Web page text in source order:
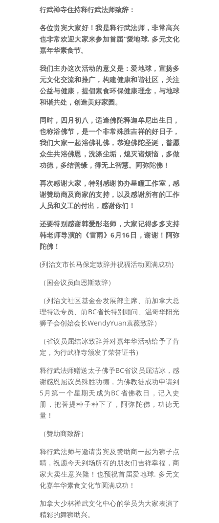
行武禅寺住持释行武法师致辞：
各位贵宾大家好！我是释行武法师，非常高兴
也非常欢迎大家来参加首届“愛地球. 多元文化
嘉年华素食节。
我们主办这次活动的意义是：爱地球，宣扬多
元文化交流和推广，构建健康和谐社区，关注
公益与健康，提倡素食环保健康理念，与地球
和谐共处，创造美好家园。
同时，四月初八，适逢佛陀释迦牟尼出生日，
也称浴佛节，是一个非常殊胜吉祥的好日子，
我们大家一起浴佛礼佛，恭迎佛陀圣诞，普愿
众生共浴佛恩，洗涤尘垢，熄灭诸烦恼，多做
功德，多结善缘，得无上智慧。阿弥陀佛！
再次感谢大家，特别感谢协办星瞳工作室，感
谢赞助商及商家的支持，以及感谢所有的工作
人员和义工的付出，感谢你们！
还要特别感谢韩爱彤老师，大家记得多多支持
韩老师导演的《雷雨》6月16日，谢谢！阿弥
陀佛！
(列治文市长马保定致辞并祝福活动圆满成功)
（国会议员白恩斯致辞）
（列治文社区基金会发展部主席、前加拿大总
理特派专员、前BC省长特别顾问、温哥华阳光
狮子会创始会长WendyYuan袁薇致辞）
（省议员屈结冰致辞并对嘉年华活动给予了肯
定，为行武禅寺颁发了荣誉证书）
释行武法师赠送太子佛予BC省议员屈洁冰，感
谢感恩屈议员殊胜功德，为佛教徒成功申请到
5月第一个星期天成为BC省佛教日，记入史
册，把菩提种子种下了，阿弥陀佛，功德无
量！
（赞助商致辞）
释行武法师与邀请贵宾及赞助商一起为狮子点
睛，祝愿今天到场所有的朋友们吉祥幸福，商
家大卖生意兴隆！也预祝首届爱地球. 多元文
化嘉年华素食文化节圆满成功！
加拿大少林禅武文化中心的学员为大家表演了
精彩的舞狮助兴。